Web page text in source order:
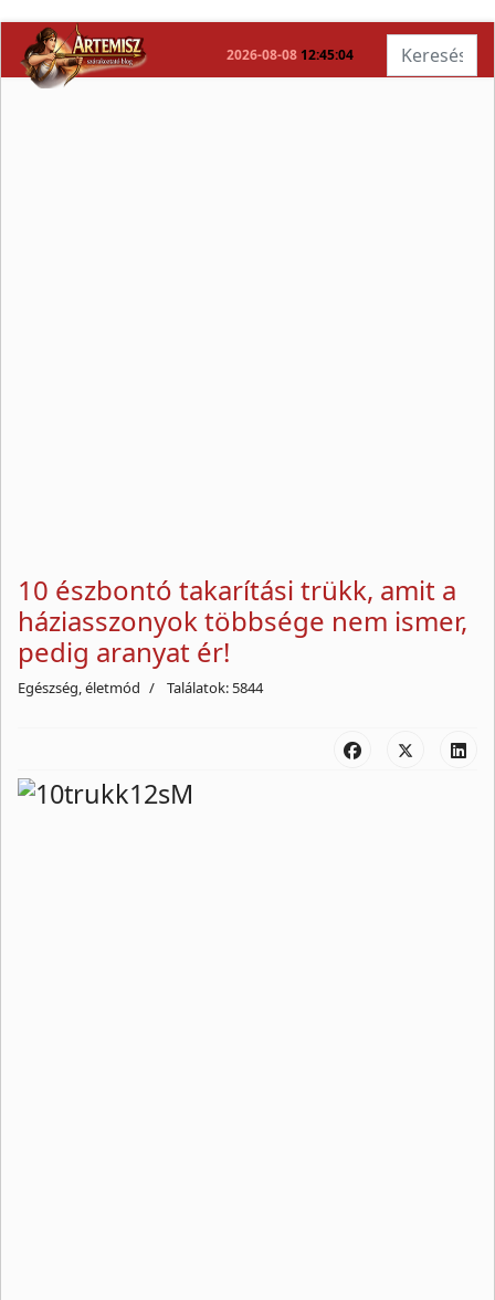
2026-08-08 12:45:04 Keresés...
10 észbontó takarítási trükk, amit a
háziasszonyok többsége nem ismer,
pedig aranyat ér!
Egészség, életmód Találatok: 5844